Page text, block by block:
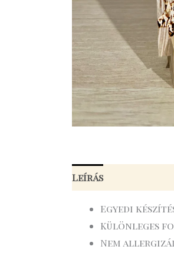
Leírás
Egyedi
Különleges
Nem